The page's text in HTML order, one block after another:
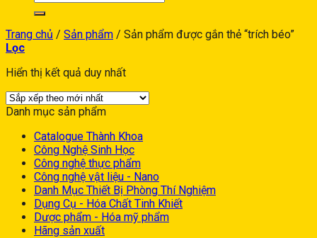
Trang chủ / Sản phẩm / Sản phẩm được gắn thẻ “trích béo”
Lọc
Hiển thị kết quả duy nhất
Danh mục sản phẩm
Catalogue Thành Khoa
Công Nghệ Sinh Học
Công nghệ thực phẩm
Công nghệ vật liệu - Nano
Danh Mục Thiết Bị Phòng Thí Nghiệm
Dụng Cụ - Hóa Chất Tinh Khiết
Dược phẩm - Hóa mỹ phẩm
Hãng sản xuất